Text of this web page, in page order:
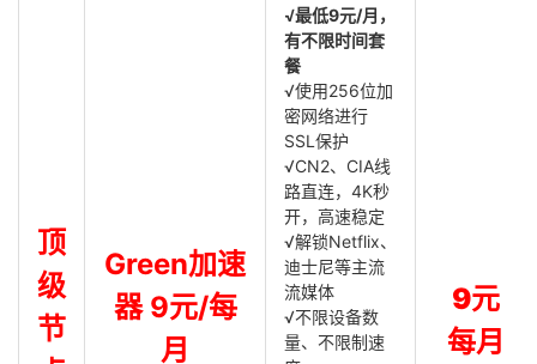
顶
级
节
Green加速
器 9元/每
月
√最低9元/月，
有不限时间套
餐
√使用256位加
密网络进行
SSL保护
√CN2、CIA线
路直连，4K秒
开，高速稳定
√解锁Netflix、
迪士尼等主流
流媒体
√不限设备数
量、不限制速
9元
每月